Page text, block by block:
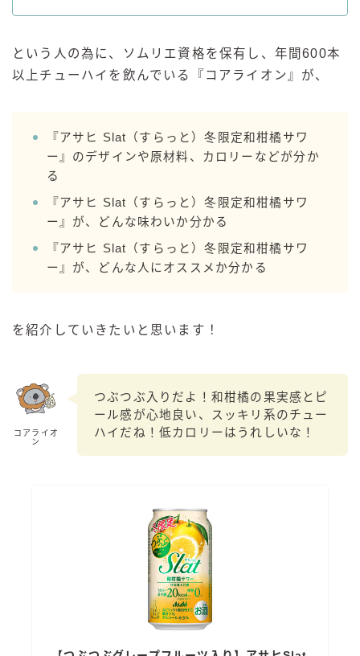
タンチュー
コカ・コーラ
オリオンビール
ちゅらWATTA
合同酒精
その他メーカー
Amazon
楽天
という人の為に、ソムリエ資格を保有し、年間600本
以上チューハイを飲んでいる『コアライオン』が、
『アサヒ Slat（すらっと）冬限定和柑橘サワ
ー』のデザインや原材料、カロリーなどが分か
る
『アサヒ Slat（すらっと）冬限定和柑橘サワ
ー』が、どんな味わいか分かる
『アサヒ Slat（すらっと）冬限定和柑橘サワ
ー』が、どんな人にオススメか分かる
を紹介していきたいと思います！
コアライオ
ン
つぶつぶ入りだよ！和柑橘の果実感とピ
ール感が心地良い、スッキリ系のチュー
ハイだね！低カロリーはうれしいな！